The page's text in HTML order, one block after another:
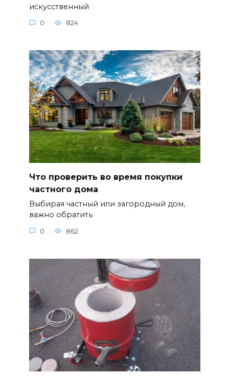
искусственный
0 824
Что проверить во время покупки
частного дома
Выбирая частный или загородный дом,
важно обратить
0 862